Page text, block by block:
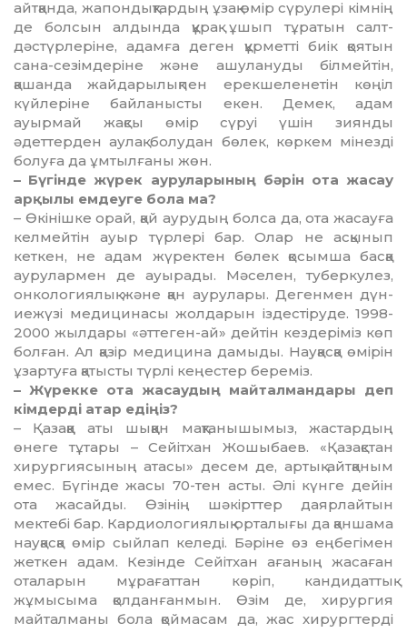
айтқанда, жапондықтардың ұзақ өмір сүрулері кімнің
де болсын алдында құрақ ұшып тұратын салт-
дәстүрлеріне, адамға деген құрметті биік қоятын
сана-сезім­де­ріне және ашулануды білмейтін,
қашанда жайдарылықпен ерекшеленетін көңіл
күйлеріне байланысты екен. Демек, адам
ауырмай жақсы өмір сүруі үшін зиянды
әдеттерден аулақ болудан бөлек, көркем мінезді
болуға да ұмтылғаны жөн.
– Бүгінде жүрек ауруларының бәрін ота жасау
арқылы емдеуге бола ма?
– Өкінішке орай, қай аурудың болса да, ота жасауға
келмейтін ауыр түрлері бар. Олар не асқынып
кеткен, не адам жүректен бөлек қосымша басқа
аурулармен де ауырады. Мәселен, туберкулез,
онколо­гия­лық және қан аурулары. Дегенмен дүн­
иежүзі медицинасы жолдарын іздес­тіруде. 1998-
2000 жылдары «әттеген-ай» дейтін кездеріміз көп
болған. Ал қазір медицина дамыды. Науқасқа өмірін
ұзар­туға қатысты түрлі кеңестер береміз.
– Жүрекке ота жасаудың майталмандары деп
кімдерді атар едіңіз?
– Қазаққа аты шыққан мақтанышымыз, жастардың
өнеге тұтары – Сейітхан Жо­шыбаев. «Қазақстан
хирургиясының ата­сы» десем де, артық айтқаным
емес. Бүгін­де жасы 70-тен асты. Әлі күнге дейін
ота жасайды. Өзінің шәкірттер даярлайтын
мектебі бар. Кардиологиялық орталығы да қаншама
науқасқа өмір сыйлап келеді. Бәріне өз еңбегімен
жеткен адам. Кезінде Сейітхан ағаның жасаған
оталарын мұра­ғат­тан көріп, кандидаттық
жұмысыма қол­данғанмын. Өзім де, хирургия
майтал­маны бола қоймасам да, жас хирургтерді